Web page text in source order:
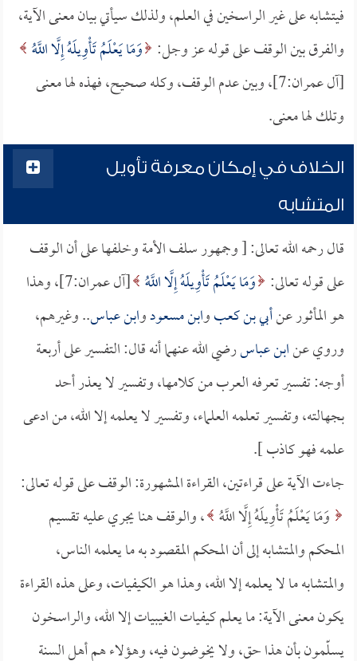
فيتشابه على غير الراسخين في العلم، ولذلك سيأتي بيان معنى الآية،
والفرق بين الوقف على قوله عز وجل: وَمَا يَعْلَمُ تَأْوِيلَهُ إِلَّا اللَّهُ
[آل عمران:7]، وبين عدم الوقف، وكله صحيح، فهذه لها معنى
وتلك لها معنى.
الخلاف في إمكان معرفة تأويل
المتشابه
قال رحمه الله تعالى: [ وجمهور سلف الأمة وخلفها على أن الوقف
على قوله تعالى: وَمَا يَعْلَمُ تَأْوِيلَهُ إِلَّا اللَّهُ
[آل عمران:7]، وهذا
هو المأثور عنأبي بن كعبوابن مسعودوابن عباس.. وغيرهم،
وروي عنابن عباسرضي الله عنهما أنه قال: التفسير على أربعة
أوجه: تفسير تعرفه العرب من كلامها، وتفسير لا يعذر أحد
بجهالته، وتفسير تعلمه العلماء، وتفسير لا يعلمه إلا الله، من ادعى
علمه فهو كاذب ].
جاءت الآية على قراءتين، القراءة المشهورة: الوقف على قوله تعالى:
وَمَا يَعْلَمُ تَأْوِيلَهُ إِلَّا اللَّهُ ، والوقف هنا يجري عليه تقسيم
المحكم والمتشابه إلى أن المحكم المقصود به ما يعلمه الناس،
والمتشابه ما لا يعلمه إلا الله، وهذا هو الكيفيات، وعلى هذه القراءة
يكون معنى الآية: ما يعلم كيفيات الغيبيات إلا الله، والراسخون
يسلّمون بأن هذا حق، ولا يخوضون فيه، وهؤلاء هم أهل السنة